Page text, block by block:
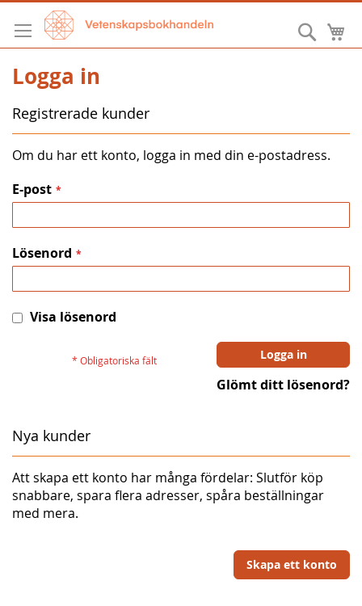
Hoppa
till
innehållet
Sök
Logga in
Registrerade kunder
Om du har ett konto, logga in med din e-postadress.
E-post
Lösenord
Visa lösenord
Logga in
Glömt ditt lösenord?
Nya kunder
Att skapa ett konto har många fördelar: Slutför köp
snabbare, spara flera adresser, spåra beställningar
med mera.
Skapa ett konto